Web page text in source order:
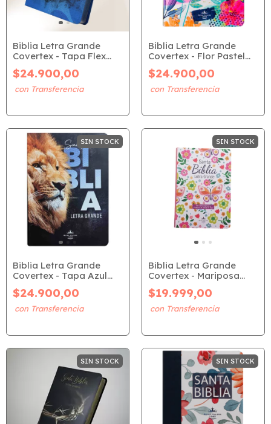
Biblia Letra Grande
Covertex - Tapa Flex
León Azul (RVR 1960)
$24.900,00
Biblia Letra Grande
Covertex - Flor Pastel
(RVR 1960)
$24.900,00
SIN STOCK
Biblia Letra Grande
Covertex - Tapa Azul
León (RVR 1960)
$24.900,00
SIN STOCK
Biblia Letra Grande
Covertex - Mariposa
(RVR 1960)
$19.999,00
SIN STOCK SIN STOCK